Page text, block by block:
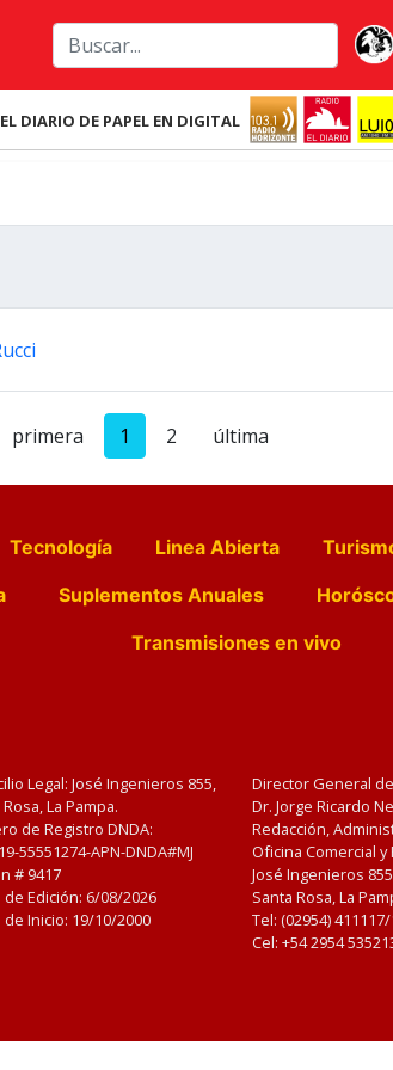
EL DIARIO DE PAPEL EN DIGITAL
primera 1 2 última
Tecnología Linea Abierta
Suplementos Anuales
Transmisiones en vivo
Legal: José Ingenieros 855,
La Pampa.
de Registro DNDA:
55551274-APN-DNDA#MJ
# 9417
de Edición: 6/08/2026
de Inicio: 19/10/2000
Director General
Dr. Jorge Ricardo
Redacción,
Oficina Comercial
José Ingenieros
Santa Rosa, La
Tel: (02954)
Cel: +54 2954